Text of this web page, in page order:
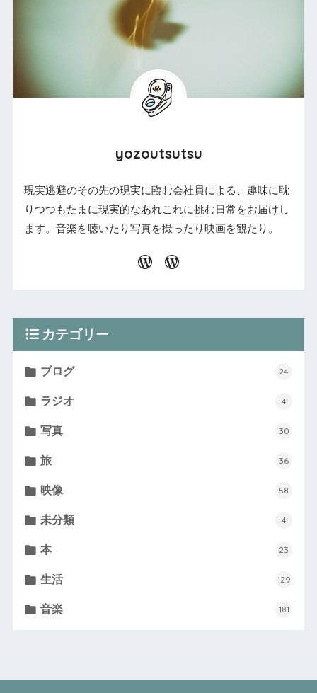
yozoutsutsu
現実逃避のその先の現実に臨む会社員による、趣味に耽
りつつもたまに現実的なあれこれに挑む日常をお届けし
ます。音楽を聴いたり写真を撮ったり映画を観たり。
カテゴリー
ブログ 24
ラジオ 4
写真 30
旅 36
映像 58
未分類 4
本 23
生活 129
音楽 181